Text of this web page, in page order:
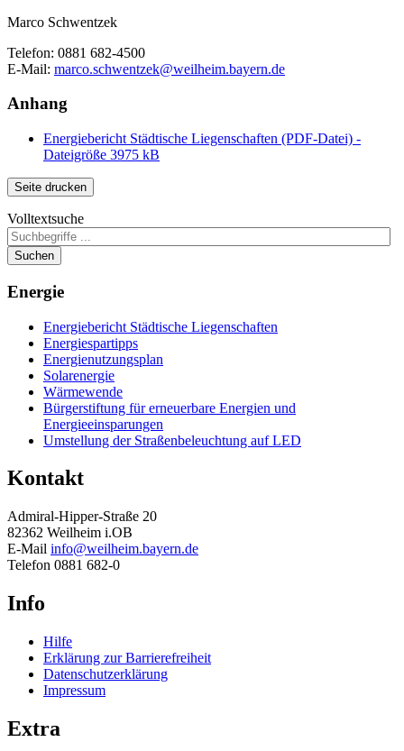
Marco Schwentzek
Telefon: 0881 682-4500
E-Mail: marco.schwentzek@weilheim.bayern.de
Anhang
Energiebericht Städtische Liegenschaften (PDF-Datei) -
Dateigröße 3975 kB
Seite drucken
Volltextsuche
Suchen
Energie
Energiebericht Städtische Liegenschaften
Energiespartipps
Energienutzungsplan
Solarenergie
Wärmewende
Bürgerstiftung für erneuerbare Energien und
Energieeinsparungen
Umstellung der Straßenbeleuchtung auf LED
Kontakt
Admiral-Hipper-Straße 20
82362 Weilheim i.OB
E-Mail info@weilheim.bayern.de
Telefon 0881 682-0
Info
Hilfe
Erklärung zur Barrierefreiheit
Datenschutzerklärung
Impressum
Extra